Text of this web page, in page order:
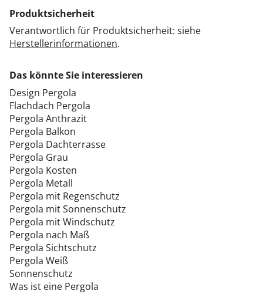
Produktsicherheit
Verantwortlich für Produktsicherheit: siehe
Herstellerinformationen.
Das könnte Sie interessieren
Design Pergola
Flachdach Pergola
Pergola Anthrazit
Pergola Balkon
Pergola Dachterrasse
Pergola Grau
Pergola Kosten
Pergola Metall
Pergola mit Regenschutz
Pergola mit Sonnenschutz
Pergola mit Windschutz
Pergola nach Maß
Pergola Sichtschutz
Pergola Weiß
Sonnenschutz
Was ist eine Pergola